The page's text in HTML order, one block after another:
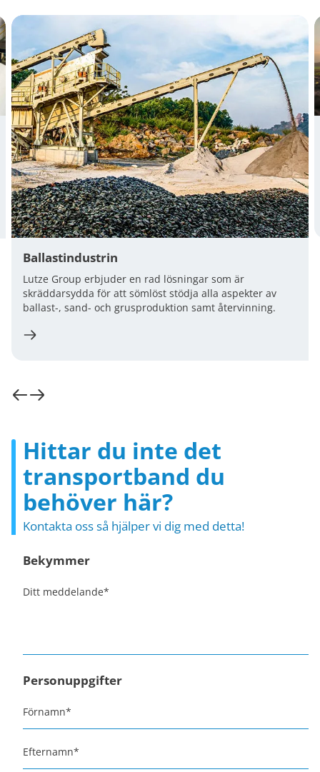
Ballastindustrin
Lutze Group erbjuder en rad lösningar som är
skräddarsydda för att sömlöst stödja alla aspekter av
ballast-, sand- och grusproduktion samt återvinning.
Hittar du inte det
transportband du
behöver här?
Kontakta oss så hjälper vi dig med detta!
Bekymmer
Ditt meddelande*
Personuppgifter
Förnamn*
Efternamn*